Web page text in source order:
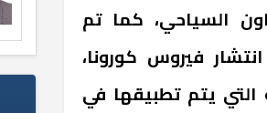
السياحي، كما تم
فيروس كورونا،
التي يتم تطبيقها في